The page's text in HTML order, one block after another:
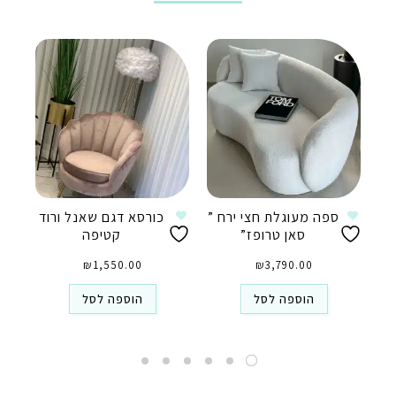
ספה מעוגלת חצי ירח ”
סאן טרופז”
₪3,790.00
הוספה לסל
כורסא דגם שאנל ורוד
קטיפה
₪1,550.00
הוספה לסל